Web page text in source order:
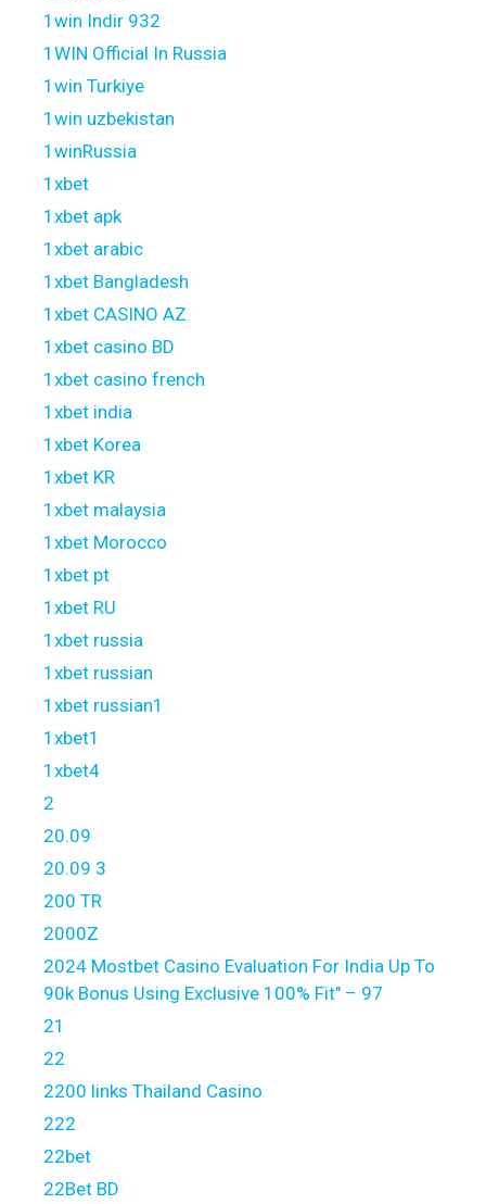
1win Indir 932
1WIN Official In Russia
1win Turkiye
1win uzbekistan
1winRussia
1xbet
1xbet apk
1xbet arabic
1xbet Bangladesh
1xbet CASINO AZ
1xbet casino BD
1xbet casino french
1xbet india
1xbet Korea
1xbet KR
1xbet malaysia
1xbet Morocco
1xbet pt
1xbet RU
1xbet russia
1xbet russian
1xbet russian1
1xbet1
1xbet4
2
20.09
20.09 3
200 TR
2000Z
2024 Mostbet Casino Evaluation For India Up To
90k Bonus Using Exclusive 100% Fit" – 97
21
22
2200 links Thailand Casino
222
22bet
22Bet BD